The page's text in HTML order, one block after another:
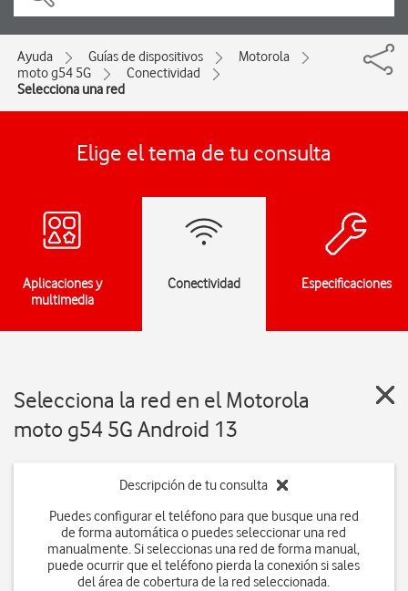
Ayuda Guías de dispositivos
Motorola
moto g54 5G
Conectividad
Selecciona una red
Elige el tema de tu consulta
Aplicaciones y
multimedia
Conectividad Especificaciones
Selecciona la red en el Motorola
moto g54 5G Android 13
Descripción de tu consulta
Puedes configurar el teléfono para que busque una red
de forma automática o puedes seleccionar una red
manualmente. Si seleccionas una red de forma manual,
puede ocurrir que el teléfono pierda la conexión si sales
del área de cobertura de la red seleccionada.